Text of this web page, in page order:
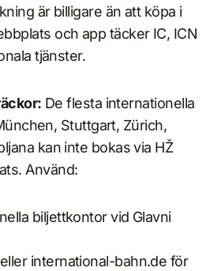
är billigare än att köpa i
och app täcker IC, ICN
tjänster.
De flesta internationella
Stuttgart, Zürich,
kan inte bokas via HŽ
Använd:
biljettkontor vid Glavni
international-bahn.de för